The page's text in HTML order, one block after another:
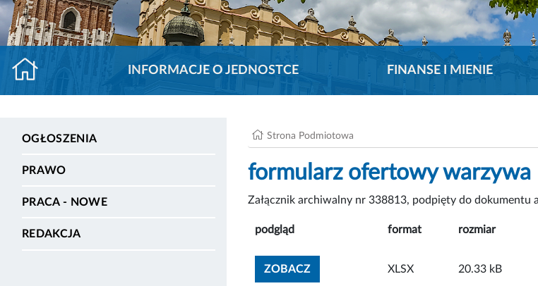
INFORMACJE O JEDNOSTCE FINANSE I MIENIE
OGŁOSZENIA
PRAWO
PRACA - NOWE
REDAKCJA
Strona Podmiotowa
formularz ofertowy warzywa
Załącznik archiwalny nr 338813, podpięty do dokumentu
podgląd format rozmiar
ZOBACZZOBACZ ZAŁĄCZNIK
XLSX 20.33 kB